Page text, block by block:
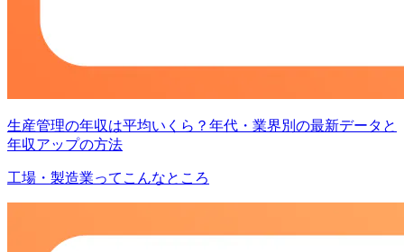
生産管理の年収は平均いくら？年代・業界別の最新データと
年収アップの方法
工場・製造業ってこんなところ